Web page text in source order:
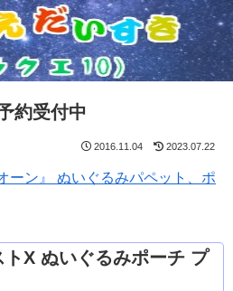
約受付中
2016.11.04 2023.07.22
ーン』 ぬいぐるみパペット、ポ
トX ぬいぐるみポーチ プ